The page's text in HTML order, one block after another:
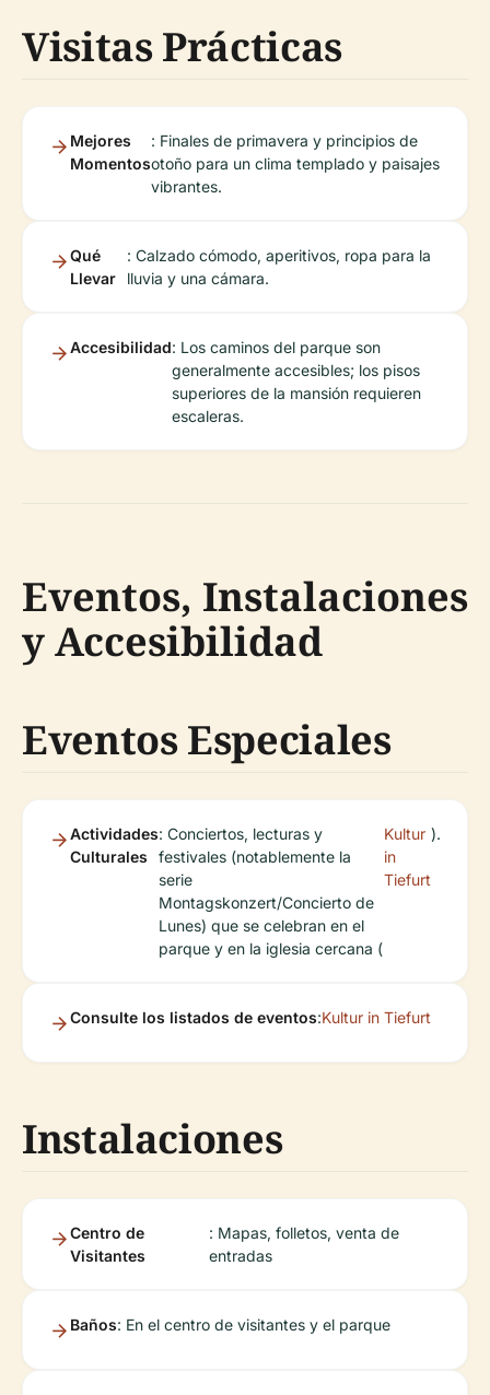
Visitas Prácticas
Mejores
Momentos
: Finales de primavera y principios de
otoño para un clima templado y paisajes
vibrantes.
Qué
Llevar
: Calzado cómodo, aperitivos, ropa para la
lluvia y una cámara.
Accesibilidad: Los caminos del parque son
generalmente accesibles; los pisos
superiores de la mansión requieren
escaleras.
Eventos, Instalaciones
y Accesibilidad
Eventos Especiales
Actividades
Culturales
: Conciertos, lecturas y
festivales (notablemente la
serie
Montagskonzert/Concierto de
Lunes) que se celebran en el
parque y en la iglesia cercana (
Kultur
in
Tiefurt
).
Consulte los listados de eventos:Kultur in Tiefurt
Instalaciones
Centro de
Visitantes
: Mapas, folletos, venta de
entradas
Baños: En el centro de visitantes y el parque